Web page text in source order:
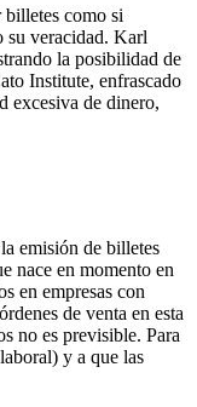
como si
su veracidad. Karl
la posibilidad de
Institute, enfrascado
excesiva de dinero,
emisión de billetes
nace en momento en
en empresas con
de venta en esta
no es previsible. Para
y a que las